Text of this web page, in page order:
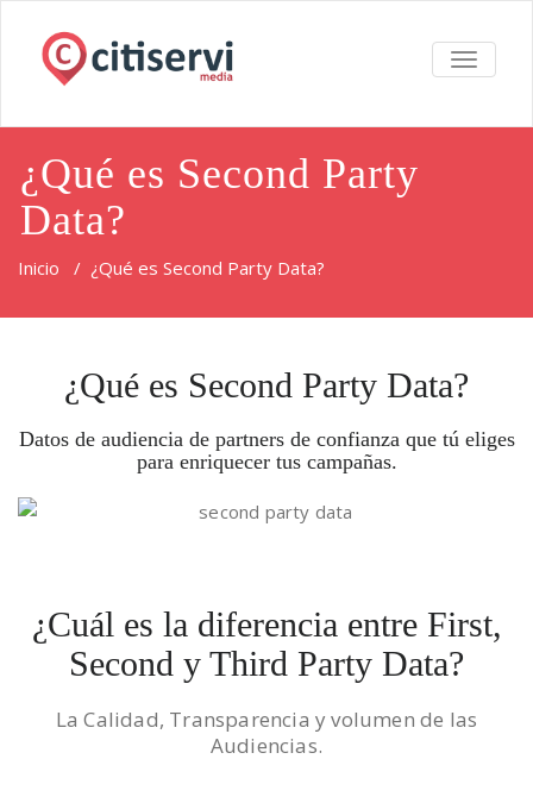
TOGGLE
¿Qué es Second Party
Data?
Inicio / ¿Qué es Second Party Data?
¿Qué es Second Party Data?
Datos de audiencia de partners de confianza que tú eliges
para enriquecer tus campañas.
¿Cuál es la diferencia entre First,
Second y Third Party Data?
La Calidad, Transparencia y volumen de las
Audiencias.